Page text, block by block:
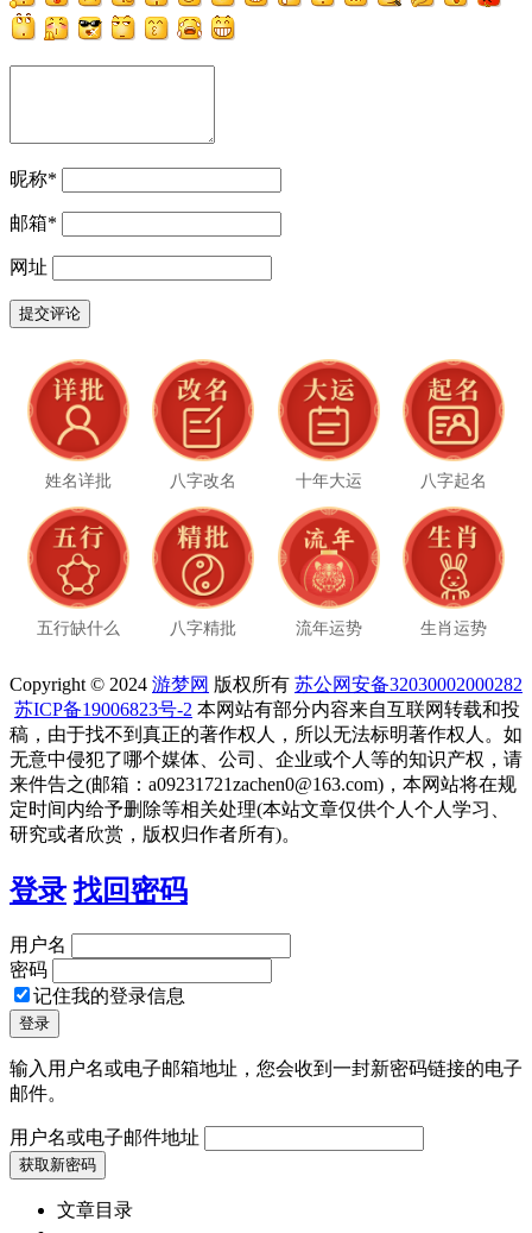
昵称*
邮箱*
网址
姓名详批 八字改名 十年大运 八字起名
五行缺什么 八字精批 流年运势 生肖运势
Copyright © 2024 游梦网 版权所有 苏公网安备32030002000282
苏ICP备19006823号-2 本网站有部分内容来自互联网转载和投
稿，由于找不到真正的著作权人，所以无法标明著作权人。如
无意中侵犯了哪个媒体、公司、企业或个人等的知识产权，请
来件告之(邮箱：a09231721zachen0@163.com)，本网站将在规
定时间内给予删除等相关处理(本站文章仅供个人个人学习、
研究或者欣赏，版权归作者所有)。
登录 找回密码
用户名
密码
记住我的登录信息
输入用户名或电子邮箱地址，您会收到一封新密码链接的电子
邮件。
用户名或电子邮件地址
文章目录